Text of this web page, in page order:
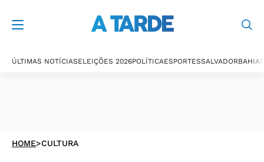
ÚLTIMAS NOTÍCIASELEIÇÕES 2026POLÍTICAESPORTESSALVADORBAHIA
HOME>CULTURA